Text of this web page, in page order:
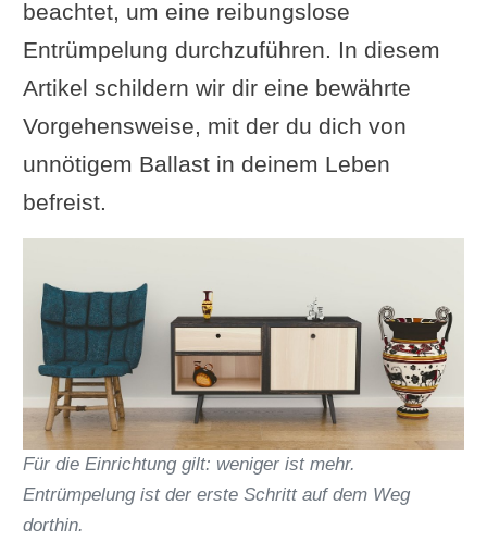
beachtet, um eine reibungslose
Entrümpelung durchzuführen. In diesem
Artikel schildern wir dir eine bewährte
Vorgehensweise, mit der du dich von
unnötigem Ballast in deinem Leben
befreist.
Für die Einrichtung gilt: weniger ist mehr.
Entrümpelung ist der erste Schritt auf dem Weg
dorthin.